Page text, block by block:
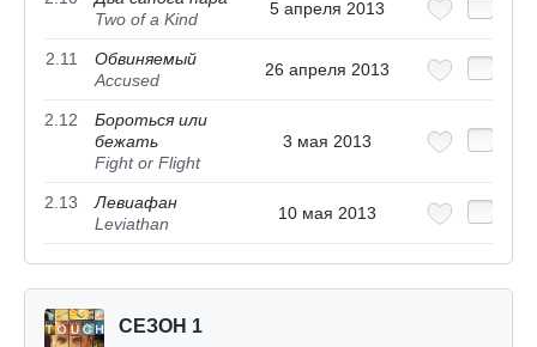
Two of a Kind
5 апреля 2013
2.11
Обвиняемый
Accused
26 апреля 2013
2.12
Бороться или
бежать
Fight or Flight
3 мая 2013
2.13
Левиафан
Leviathan
10 мая 2013
СЕЗОН 1